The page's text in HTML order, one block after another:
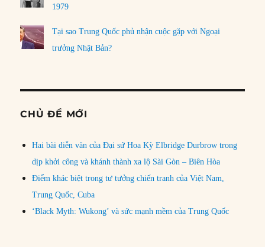
1979
Tại sao Trung Quốc phủ nhận cuộc gặp với Ngoại
trưởng Nhật Bản?
CHỦ ĐỀ MỚI
Hai bài diễn văn của Đại sứ Hoa Kỳ Elbridge Durbrow trong
dịp khởi công và khánh thành xa lộ Sài Gòn – Biên Hòa
Điểm khác biệt trong tư tưởng chiến tranh của Việt Nam,
Trung Quốc, Cuba
‘Black Myth: Wukong’ và sức mạnh mềm của Trung Quốc